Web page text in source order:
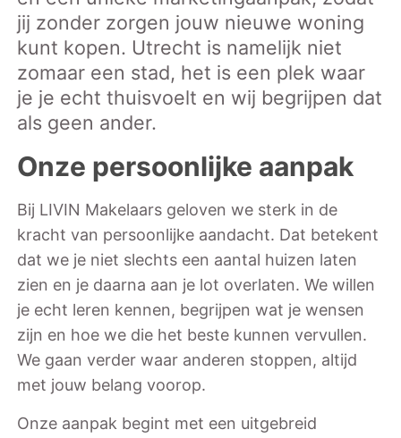
jij zonder zorgen jouw nieuwe woning
kunt kopen. Utrecht is namelijk niet
zomaar een stad, het is een plek waar
je je echt thuisvoelt en wij begrijpen dat
als geen ander.
Onze persoonlijke aanpak
Bij LIVIN Makelaars geloven we sterk in de
kracht van persoonlijke aandacht. Dat betekent
dat we je niet slechts een aantal huizen laten
zien en je daarna aan je lot overlaten. We willen
je echt leren kennen, begrijpen wat je wensen
zijn en hoe we die het beste kunnen vervullen.
We gaan verder waar anderen stoppen, altijd
met jouw belang voorop.
Onze aanpak begint met een uitgebreid